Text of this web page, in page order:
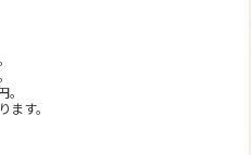
す。